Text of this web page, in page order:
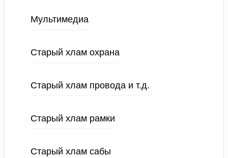
Мультимедиа
Старый хлам охрана
Старый хлам провода и т.д.
Старый хлам рамки
Старый хлам сабы